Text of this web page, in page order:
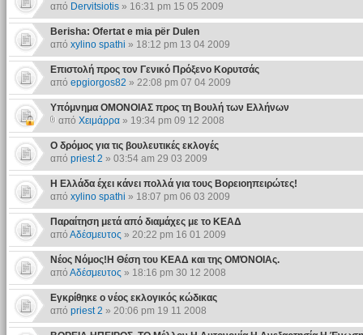
από Dervitsiotis» 16:31 pm 15 05 2009
Berisha: Ofertat e mia për Dulen
από xylino spathi » 18:12 pm 13 04 2009
Επιστολή προς τον Γενικό Πρόξενο Κορυτσάς
από epgiorgos82 » 22:08 pm 07 04 2009
Υπόμνημα ΟΜΟΝΟΙΑΣ προς τη Βουλή των Ελλήνων
από Χειμάρρα» 19:34 pm 09 12 2008
Ο δρόμος για τις βουλευτικές εκλογές
από priest 2 » 03:54 am 29 03 2009
Η Ελλάδα έχει κάνει πολλά για τους Βορειοηπειρώτες!
από xylino spathi » 18:07 pm 06 03 2009
Παραίτηση μετά από διαμάχες με το ΚΕΑΔ
από Αδέσμευτος » 20:22 pm 16 01 2009
Νέος Νόμος!Η Θέση του ΚΕΑΔ και της ΟΜΌΝΟΙΑς.
από Αδέσμευτος » 18:16 pm 30 12 2008
Εγκρίθηκε ο νέος εκλογικός κώδικας
από priest 2 » 20:06 pm 19 11 2008